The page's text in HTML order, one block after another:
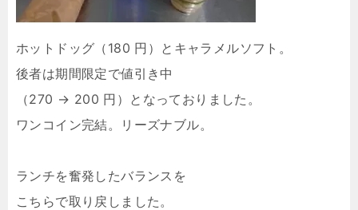
ホットドッグ（180 円）とキャラメルソフト。
後者は期間限定で値引き中
（270 → 200 円）となっておりました。
ワンコイン完結。リーズナブル。
ランチを奮発したバランスを
こちらで取り戻しました。